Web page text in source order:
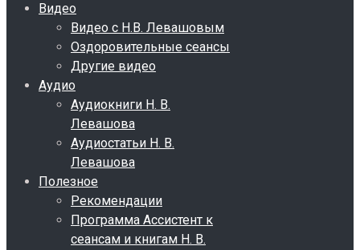
Видео
Видео с Н.В. Левашовым
Оздоровительные сеансы
Другие видео
Аудио
Аудиокниги Н. В.
Левашова
Аудиостатьи Н. В.
Левашова
Полезное
Рекомендации
Программа Ассистент к
сеансам и книгам Н. В.